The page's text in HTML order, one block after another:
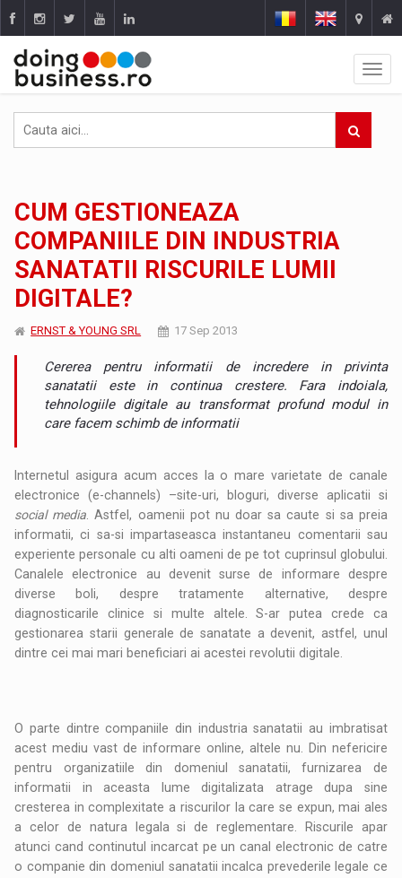
CUM GESTIONEAZA
COMPANIILE DIN INDUSTRIA
SANATATII RISCURILE LUMII
DIGITALE?
ERNST & YOUNG SRL 17 Sep 2013
Cererea pentru informatii de incredere in privinta
sanatatii este in continua crestere. Fara indoiala,
tehnologiile digitale au transformat profund modul in
care facem schimb de informatii
Internetul asigura acum acces la o mare varietate de canale
electronice (e-channels) –site-uri, bloguri, diverse aplicatii si
social media . Astfel, oamenii pot nu doar sa caute si sa preia
informatii, ci sa-si impartaseasca instantaneu comentarii sau
experiente personale cu alti oameni de pe tot cuprinsul globului.
Canalele electronice au devenit surse de informare despre
diverse boli, despre tratamente alternative, despre
diagnosticarile clinice si multe altele. S-ar putea crede ca
gestionarea starii generale de sanatate a devenit, astfel, unul
dintre cei mai mari beneficiari ai acestei revolutii digitale.
O parte dintre companiile din industria sanatatii au imbratisat
acest mediu vast de informare online, altele nu. Din nefericire
pentru organizatiile din domeniul sanatatii, furnizarea de
informatii in aceasta lume digitalizata atrage dupa sine
cresterea in complexitate a riscurilor la care se expun, mai ales
a celor de natura legala si de reglementare. Riscurile apar
atunci cand continutul incarcat pe un canal electronic de catre
o companie din domeniul sanatatii incalca prevederile legale ce